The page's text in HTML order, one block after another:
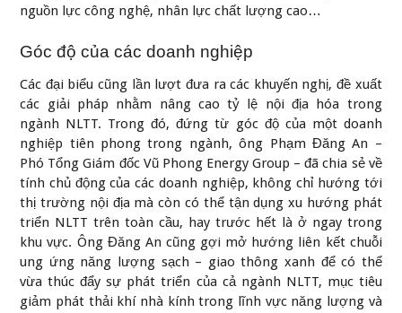
nguồn lực công nghệ, nhân lực chất lượng cao…
Góc độ của các doanh nghiệp
Các đại biểu cũng lần lượt đưa ra các khuyến nghị, đề xuất
các giải pháp nhằm nâng cao tỷ lệ nội địa hóa trong
ngành NLTT. Trong đó, đứng từ góc độ của một doanh
nghiệp tiên phong trong ngành, ông Phạm Đăng An –
Phó Tổng Giám đốc Vũ Phong Energy Group – đã chia sẻ về
tính chủ động của các doanh nghiệp, không chỉ hướng tới
thị trường nội địa mà còn có thể tận dụngxu hướng phát
triển NLTT trên toàn cầu, hay trước hết là ở ngay trong
khu vực. Ông Đăng An cũng gợi mở hướng liên kết chuỗi
ung ứng năng lượng sạch – giao thông xanh để có thể
vừa thúc đẩy sự phát triển của cả ngành NLTT, mục tiêu
giảm phát thải khí nhà kính trong lĩnh vực năng lượng và